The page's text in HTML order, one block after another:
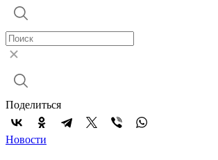
Поделиться
Новости